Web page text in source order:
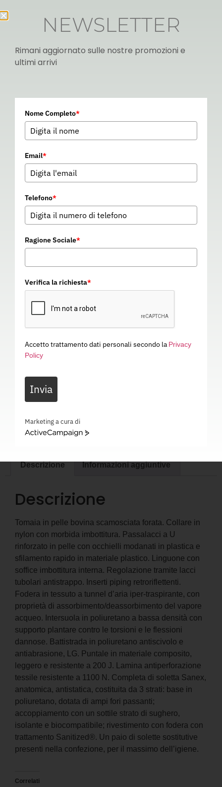
FREJUS 2.0 S1 PL FO LG SR
SANEX
FREJUS 2.0 S1 PL FO LG SR SANEX – 04C161
Descrizione Informazioni aggiuntive
Descrizione
Tomaia in pelle bovina scamosciata forata. Collare in
nylon con morbida imbottitura. Passalacci a U
rinforzato in pelle con occhielli modanati in plastica e
sfilamento rapido in materiale plastico. Linguone con
soffice imbottitura interna. Regolazione tramite lacci
tubolari antistrappo. Inserti piping retroriflettenti.
Fodera in tessuto a tunnel d’aria iper-traspirante, con
proprietà di assorbimento/deassorbimento del vapore
acqueo. Intersuola in poliuretano a bassa densità con
supporto plantare contro le torsioni e le flessioni
dannose. Battistrada in poliuretano antiscivolo e
antiabrasione, LG. Puntale in materiale composito,
leggero e resistente a 200 J. Lamina antiperforazione
tessile resistente a 1100 N. Completa di soletta Sanex,
anatomica, antistatica, costituita da 3 strati: base in
poliuretano, dotata di ampi fori passanti;
accoppiamento con un sottile strato di sughero,
isolante e biocompatibile; rivestimento con fodera con
trattamento Sanitized®. Un paio di solette sostitutive
presenti nella confezione, per il massimo dell’igiene.
Correlati
NEWSLETTER
Rimani aggiornato sulle nostre promozioni e
ultimi arrivi
Nome Completo*
Email*
Telefono*
Ragione Sociale*
Verifica la richiesta*
Accetto trattamento dati personali secondo la Privacy
Policy
Invia
Marketing a cura di
ActiveCampaign